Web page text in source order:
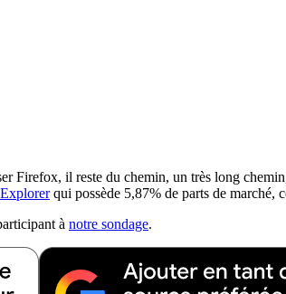
Firefox, il reste du chemin, un très long
qui possède 5,87% de parts de marché,
à notre sondage.